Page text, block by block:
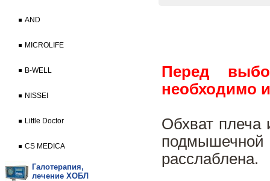
AND
MICROLIFE
B-WELL
NISSEI
Little Doctor
CS MEDICA
Галотерапия,
лечение ХОБЛ
Перед
необходимо
Обхват плеча
расслаблена.